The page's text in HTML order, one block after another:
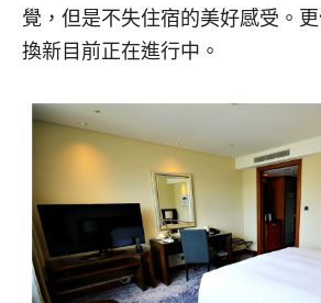
覺，但是不失住宿的美好感受。更
換新目前正在進行中。